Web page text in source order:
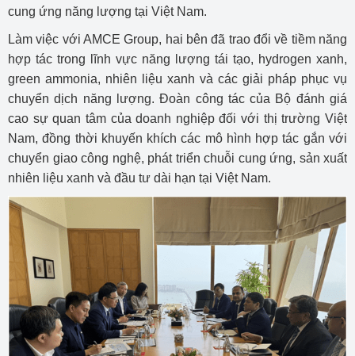
cung ứng năng lượng tại Việt Nam.
Làm việc với AMCE Group, hai bên đã trao đổi về tiềm năng
hợp tác trong lĩnh vực năng lượng tái tạo, hydrogen xanh,
green ammonia, nhiên liệu xanh và các giải pháp phục vụ
chuyển dịch năng lượng. Đoàn công tác của Bộ đánh giá
cao sự quan tâm của doanh nghiệp đối với thị trường Việt
Nam, đồng thời khuyến khích các mô hình hợp tác gắn với
chuyển giao công nghệ, phát triển chuỗi cung ứng, sản xuất
nhiên liệu xanh và đầu tư dài hạn tại Việt Nam.